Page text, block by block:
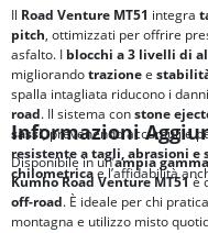
Il Road Venture MT51 integra
pitch, ottimizzati per offrire
asfalto. I blocchi a 3 livelli di
migliorandotrazionee
spalla intagliata riducono i
road. Il sistema constone
sassi, prevenendo accumuli e
resistente a tagli, abrasioni e
chilometricae l’affidabilità
Informazioni
Disponibile in un’ampia
Kumho Road Venture MT51è
off-road. È ideale per chi pratica
montagna e utilizzo misto